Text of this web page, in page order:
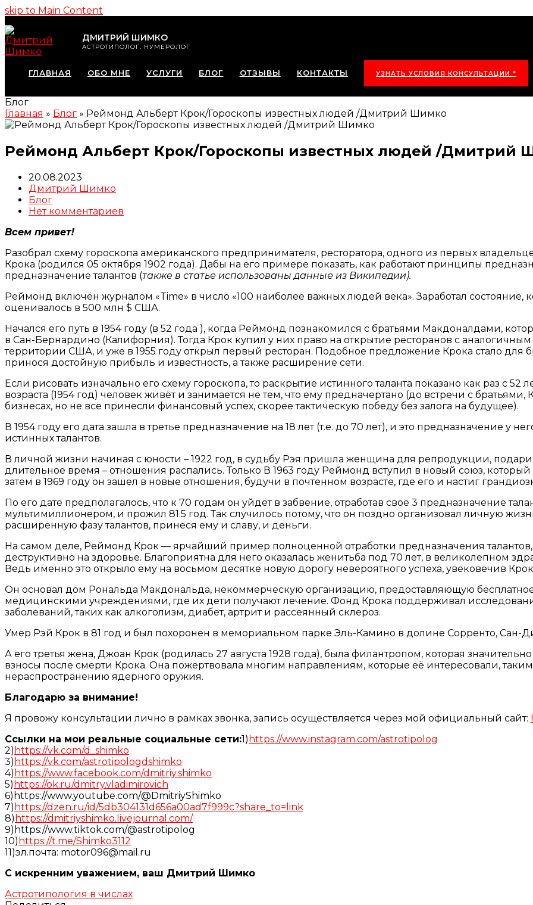
skip to Main Content
ДМИТРИЙ ШИМКО
АСТРОТИПОЛОГ, НУМЕРОЛОГ
ГЛАВНАЯ ОБО МНЕ УСЛУГИ БЛОГ ОТЗЫВЫ КОНТАКТЫ УЗНАТЬ УСЛОВИЯ КОНСУЛЬТАЦИИ *
Блог
Главная » Блог » Реймонд Альберт Крок/Гороскопы известных людей /Дмитрий Шимко
Реймонд Альберт Крок/Гороскопы известных людей /Дмитрий
20.08.2023
Дмитрий Шимко
Блог
Нет комментариев
Всем привет!
Разобрал схему гороскопа американского предпринимателя, ресторатора, одного из первых
Крока (родился 05 октября 1902 года). Дабы на его примере показать, как работают принципы
предназначение талантов (также в статье использованы данные из Википедии).
Реймонд включён журналом «Time» в число «100 наиболее важных людей века». Заработал состояние,
оценивалось в 500 млн $ США.
Начался его путь в 1954 году (в 52 года ), когда Реймонд познакомился с братьями Макдоналдами,
в Сан-Бернардино (Калифорния). Тогда Крок купил у них право на открытие ресторанов с
территории США, и уже в 1955 году открыл первый ресторан. Подобное предложение Крока стало для
принося достойную прибыль и известность, а также расширение сети.
Если рисовать изначально его схему гороскопа, то раскрытие истинного таланта показано как раз с 52
возраста (1954 год) человек живёт и занимается не тем, что ему предначертано (до встречи с
бизнесах, но не все принесли финансовый успех, скорее тактическую победу без залога на будущее).
В 1954 году его дата зашла в третье предназначение на 18 лет (т.е. до 70 лет), и это предназначение у
истинных талантов.
В личной жизни начиная с юности – 1922 год, в судьбу Рэя пришла женщина для репродукции,
длительное время – отношения распались. Только В 1963 году Реймонд вступил в новый союз, который
затем в 1969 году он зашел в новые отношения, будучи в почтенном возрасте, где его и настиг
По его дате предполагалось, что к 70 годам он уйдёт в забвение, отработав свое 3 предназначение
мультимиллионером, и прожил 81.5 год. Так случилось потому, что он поздно организовал личную
расширенную фазу талантов, принеся ему и славу, и деньги.
На самом деле, Реймонд Крок — ярчайший пример полноценной отработки предназначения талантов,
деструктивно на здоровье. Благоприятна для него оказалась женитьба под 70 лет, в великолепном
Ведь именно это открыло ему на восьмом десятке новую дорогу невероятного успеха, увековечив
Он основал дом Рональда Макдональда, некоммерческую организацию, предоставляющую
медицинскими учреждениями, где их дети получают лечение. Фонд Крока поддерживал
заболеваний, таких как алкоголизм, диабет, артрит и рассеянный склероз.
Умер Рэй Крок в 81 год и был похоронен в мемориальном парке Эль-Камино в долине Сорренто, Сан-
А его третья жена, Джоан Крок (родилась 27 августа 1928 года), была филантропом, которая
взносы после смерти Крока. Она пожертвовала многим направлениям, которые её интересовали,
нераспространению ядерного оружия.
Благодарю за внимание!
Я провожу консультации лично в рамках звонка, запись осуществляется через мой официальный сайт:
Ссылки на мои реальные социальные сети:1) https://www.instagram.com/astrotipolog
2) https://vk.com/d_shimko
3) https://vk.com/astrotipologdshimko
4) https://www.facebook.com/dmitriy.shimko
5) https://ok.ru/dmitry.vladimirovich
6)https://www.youtube.com/@DmitriyShimko
7) https://dzen.ru/id/5db304131d656a00ad7f999c?share_to=link
8) https://dmitriyshimko.livejournal.com/
9)https://www.tiktok.com/@astrotipolog
10) https://t.me/Shimko3112
11)эл.почта: motor096@mail.ru
С искренним уважением, ваш Дмитрий Шимко
Астротипология в числах